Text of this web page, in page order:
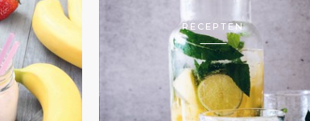
RECEPTEN